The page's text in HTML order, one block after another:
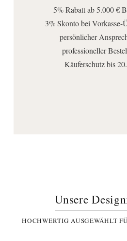
5% Rabatt ab 5.000 €
3% Skonto bei
persönlicher
professioneller
Käuferschutz bis
Unsere
HOCHWERTIG AUSGEWÄHLT